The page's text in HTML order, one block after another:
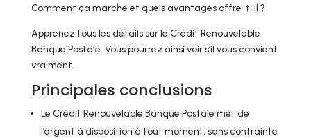
Comment ça marche et quels avantages offre-t-il ?
Apprenez tous les détails sur le Crédit Renouvelable
Banque Postale. Vous pourrez ainsi voir s’il vous convient
vraiment.
Principales conclusions
Le Crédit Renouvelable Banque Postale met de
l’argent à disposition à tout moment, sans contrainte